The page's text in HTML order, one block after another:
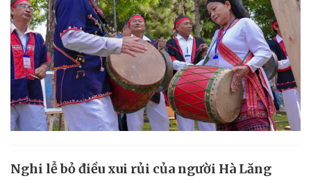
Nghi lễ bỏ điều xui rủi của người Hà Lăng